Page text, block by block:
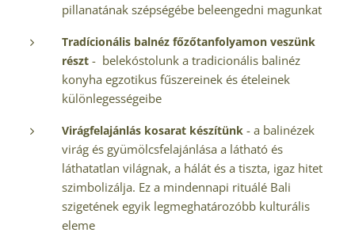
pillanatának szépségébe beleengedni magunkat
Tradícionális balnéz főzőtanfolyamon veszünk
részt - belekóstolunk a tradicionális balinéz
konyha egzotikus fűszereinek és ételeinek
különlegességeibe
Virágfelajánlás kosarat készítünk - a balinézek
virág és gyümölcsfelajánlása a látható és
láthatatlan világnak, a hálát és a tiszta, igaz hitet
szimbolizálja. Ez a mindennapi rituálé Bali
szigetének egyik legmeghatározóbb kulturális
eleme